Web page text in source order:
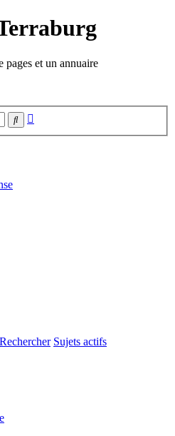
pages et un annuaire
Rechercher
Rechercher Sujets actifs